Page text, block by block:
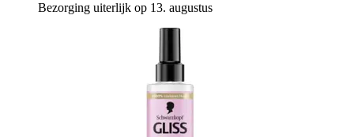
Bezorging uiterlijk op 13. augustus